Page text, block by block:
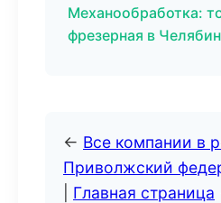
Механообработка:
фрезерная в
← Все компании в
Приволжский
Главная страница